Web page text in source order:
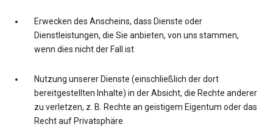
Erwecken des Anscheins, dass Dienste oder
Dienstleistungen, die Sie anbieten, von uns stammen,
wenn dies nicht der Fall ist
Nutzung unserer Dienste (einschließlich der dort
bereitgestellten Inhalte) in der Absicht, die Rechte anderer
zu verletzen, z. B. Rechte an geistigem Eigentum oder das
Recht auf Privatsphäre